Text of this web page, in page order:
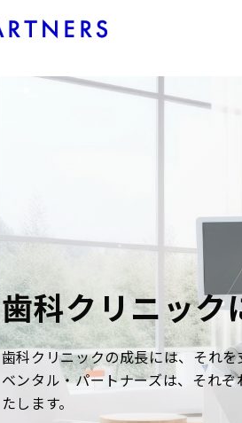
歯科クリニック
歯科クリニックの成長には、それを
ベンタル・パートナーズは、それ
たします。